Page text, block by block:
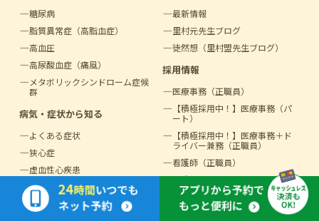
糖尿病
脂質異常症（高脂血症）
高血圧
高尿酸血症（痛風）
メタボリックシンドローム症候
群
病気・症状から知る
よくある症状
狭心症
虚血性心疾患
不整脈
心不全
最新情報
里村元先生ブログ
徒然想（里村盟先生ブログ）
採用情報
医療事務（正職員）
【積極採用中！】医療事務（パ
ート）
【積極採用中！】医療事務＋ ド
ライバー兼務（正職員）
看護師（正職員）
看護師（パート）
臨床検査技師（パート）
管理栄養士（正職員）